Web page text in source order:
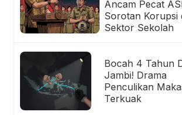
Ancam Pecat
Sorotan Korupsi
Sektor Sekolah
Bocah 4 Tahun
Jambi! Drama
Penculikan
Terkuak